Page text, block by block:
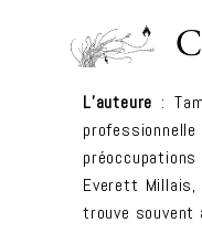
L’auteure :
Everett
trouve souvent